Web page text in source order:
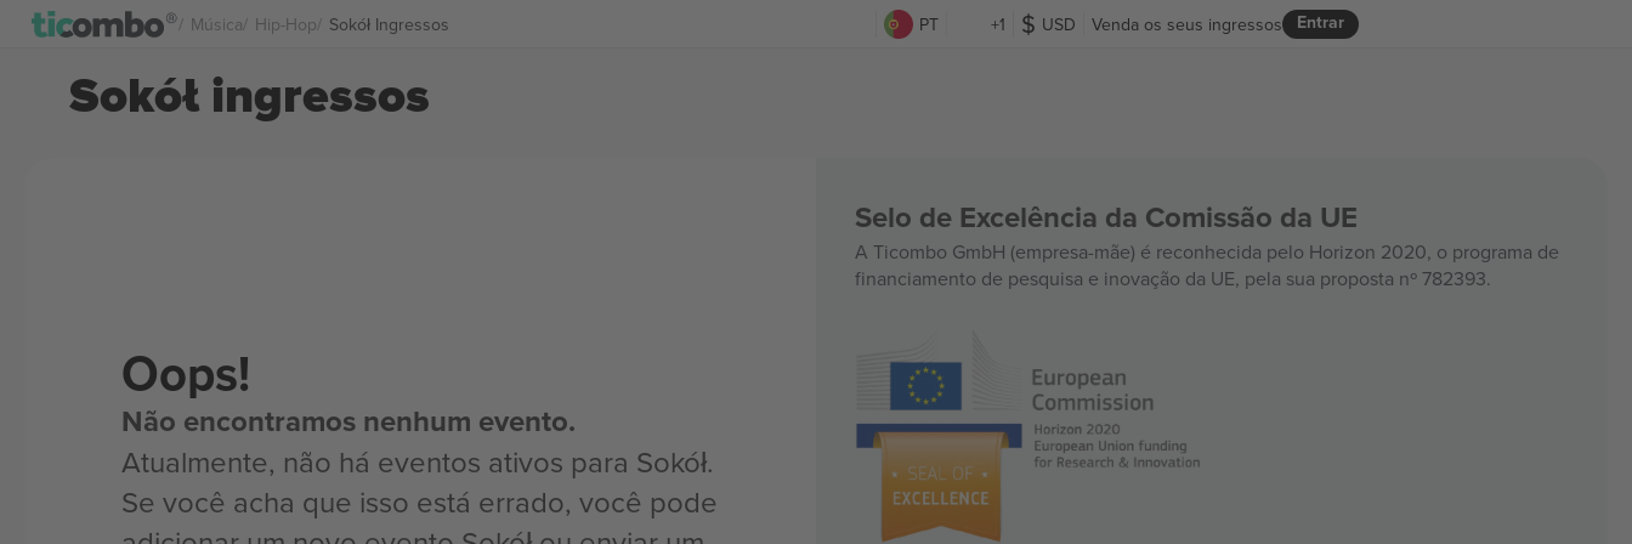
Música Hip-Hop Sokół Ingressos PT +1 USD Entrar
Venda os seus ingressos
Sokół ingressos
Oops!
Não encontramos nenhum evento.
Atualmente, não há eventos ativos para Sokół.
Se você acha que isso está errado, você pode
Selo de Excelência da Comissão da UE
A Ticombo GmbH (empresa-mãe) é reconhecida pelo Horizon 2020, o programa de
financiamento de pesquisa e inovação da UE, pela sua proposta nº 782393.